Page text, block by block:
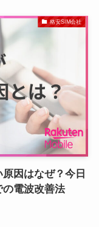
格安SIM会社
因はなぜ？今日
電波改善法